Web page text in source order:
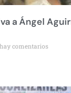
a Ángel
comentarios